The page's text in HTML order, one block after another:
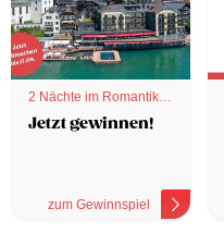
2 Nächte im Romantik
Hotel
Jetzt gewinnen!
zum Gewinnspiel